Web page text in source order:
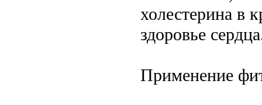
холестерина в
здоровье
Применение